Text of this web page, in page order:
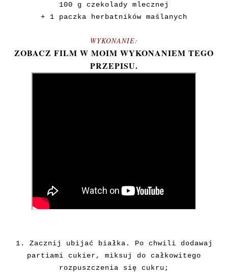
100 g czekolady mlecznej
+ 1 paczka herbatników maślanych
WYKONANIE:
ZOBACZ FILM W MOIM WYKONANIEM TEGO
PRZEPISU.
1. Zacznij ubijać białka. Po chwili dodawaj
partiami cukier, miksuj do całkowitego
rozpuszczenia się cukru;